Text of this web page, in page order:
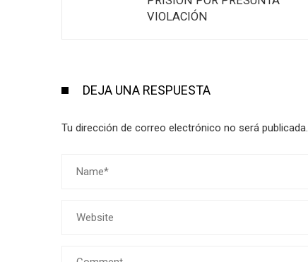
VIOLACIÓN
DEJA UNA RESPUESTA
Tu dirección de correo electrónico no será publicada.